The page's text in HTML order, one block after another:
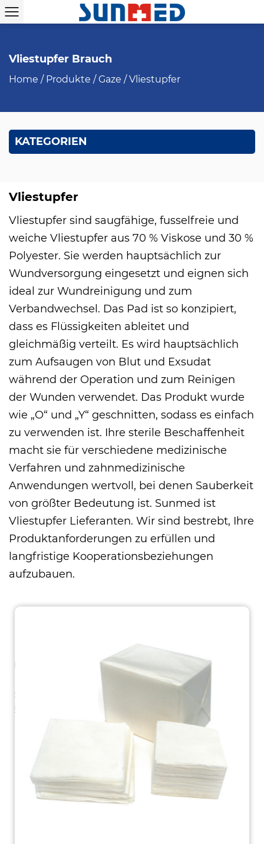
Vliestupfer Brauch
Home / Produkte /Gaze /Vliestupfer
KATEGORIEN
Vliestupfer
Vliestupfer sind saugfähige, fusselfreie und
weiche Vliestupfer aus 70 % Viskose und 30 %
Polyester. Sie werden hauptsächlich zur
Wundversorgung eingesetzt und eignen sich
ideal zur Wundreinigung und zum
Verbandwechsel. Das Pad ist so konzipiert,
dass es Flüssigkeiten ableitet und
gleichmäßig verteilt. Es wird hauptsächlich
zum Aufsaugen von Blut und Exsudat
während der Operation und zum Reinigen
der Wunden verwendet. Das Produkt wurde
wie „O“ und „Y“ geschnitten, sodass es einfach
zu verwenden ist. Ihre sterile Beschaffenheit
macht sie für verschiedene medizinische
Verfahren und zahnmedizinische
Anwendungen wertvoll, bei denen Sauberkeit
von größter Bedeutung ist. Sunmed ist
Vliestupfer Lieferanten. Wir sind bestrebt, Ihre
Produktanforderungen zu erfüllen und
langfristige Kooperationsbeziehungen
aufzubauen.